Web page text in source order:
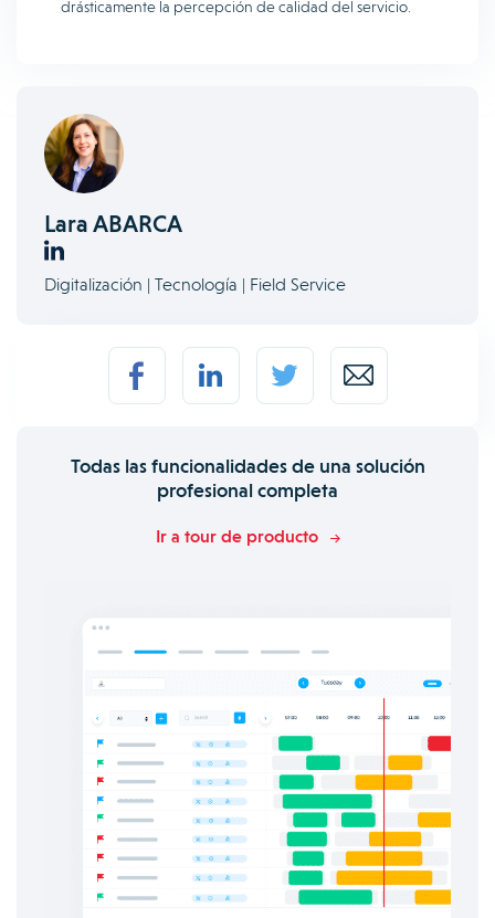
drásticamente la percepción de calidad del servicio.
Lara ABARCA
Digitalización | Tecnología | Field Service
Todas las funcionalidades de una solución
profesional completa
Ir a tour de producto